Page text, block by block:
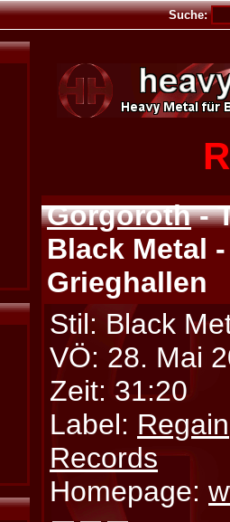
Suche:
Gorgoroth-
Black Metal
Grieghallen
Stil: Black
VÖ: 28. Mai
Zeit: 31:20
Label: Regain
Records
Homepage: